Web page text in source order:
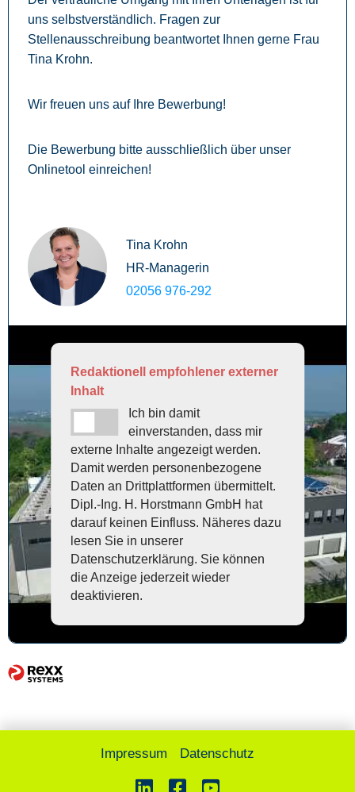
uns selbstverständlich. Fragen zur
Stellenausschreibung beantwortet Ihnen gerne Frau
Tina Krohn.
Wir freuen uns auf Ihre Bewerbung!
Die Bewerbung bitte ausschließlich über unser
Onlinetool einreichen!
Tina Krohn
HR-Managerin
02056 976-292
Redaktionell empfohlener externer
Inhalt
Ich bin damit
einverstanden, dass mir
externe Inhalte angezeigt werden.
Damit werden personenbezogene
Daten an Drittplattformen übermittelt.
Dipl.-Ing. H. Horstmann GmbH hat
darauf keinen Einfluss. Näheres dazu
lesen Sie in unserer
Datenschutzerklärung. Sie können
die Anzeige jederzeit wieder
deaktivieren.
Impressum Datenschutz